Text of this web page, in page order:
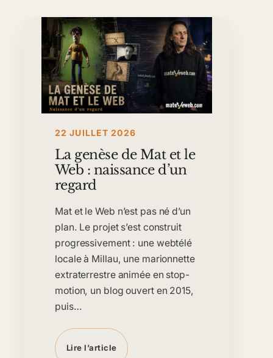
22 JUILLET 2026
La genèse de Mat et le
Web : naissance d’un
regard
Mat et le Web n’est pas né d’un
plan. Le projet s’est construit
progressivement : une webtélé
locale à Millau, une marionnette
extraterrestre animée en stop-
motion, un blog ouvert en 2015,
puis…
Lire l’article